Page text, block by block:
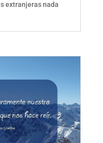
extranjeras nada